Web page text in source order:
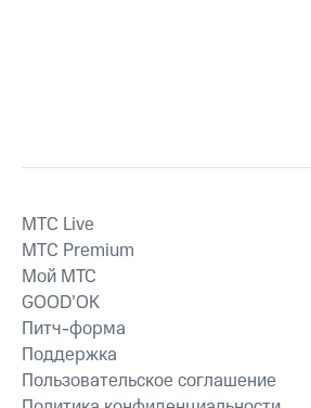
MTС Live
MTС Premium
Мой МТС
GOOD’OK
Питч-форма
Поддержка
Пользовательское соглашение